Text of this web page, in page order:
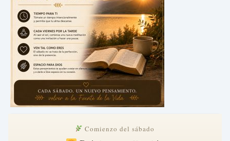
Comienzo del sábado